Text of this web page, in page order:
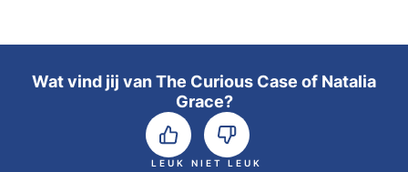
Wat vind jij van The Curious Case of Natalia
Grace?
LEUK NIET LEUK